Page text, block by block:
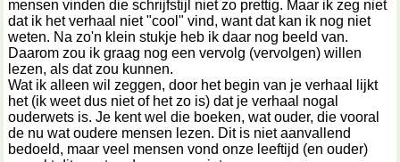
mensen vinden die schrijfstijl niet zo prettig. Maar ik zeg niet
dat ik het verhaal niet "cool" vind, want dat kan ik nog niet
weten. Na zo'n klein stukje heb ik daar nog beeld van.
Daarom zou ik graag nog een vervolg (vervolgen) willen
lezen, als dat zou kunnen.
Wat ik alleen wil zeggen, door het begin van je verhaal lijkt
het (ik weet dus niet of het zo is) dat je verhaal nogal
ouderwets is. Je kent wel die boeken, wat ouder, die vooral
de nu wat oudere mensen lezen. Dit is niet aanvallend
bedoeld, maar veel mensen vond onze leeftijd (en ouder)